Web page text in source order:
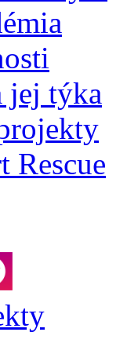
jej týka
Rescue